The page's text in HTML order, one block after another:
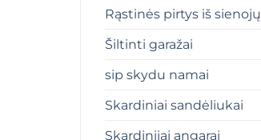
Rąstinės pirtys iš sienojų
Šiltinti garažai
sip skydu namai
Skardiniai sandėliukai
Skardiniiai angarai